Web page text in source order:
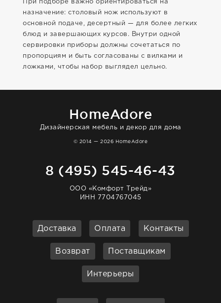
При подборе важно ориентироваться на
назначение: столовый нож используют в
основной подаче, десертный — для более легких
блюд и завершающих курсов. Внутри одной
сервировки приборы должны сочетаться по
пропорциям и быть согласованы с вилками и
ложками, чтобы набор выглядел цельно.
HomeAdore
Дизайнерская мебель и декор для дома
© 2014 — 2026 HomeAdore
8 (495) 545-46-43
ООО «Комфорт Трейд»
ИНН 7704767045
Доставка Оплата Контакты
Возврат Поставщикам
Интерьеры